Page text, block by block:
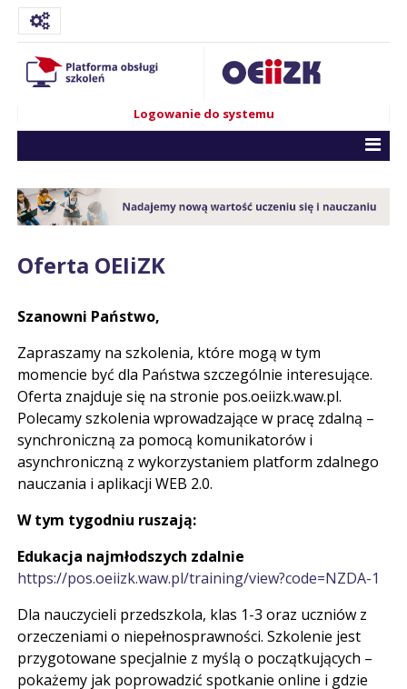
Logowanie do systemu
Oferta OEIiZK
Szanowni Państwo,
Zapraszamy na szkolenia, które mogą w tym
momencie być dla Państwa szczególnie interesujące.
Oferta znajduje się na stronie pos.oeiizk.waw.pl.
Polecamy szkolenia wprowadzające w pracę zdalną –
synchroniczną za pomocą komunikatorów i
asynchroniczną z wykorzystaniem platform zdalnego
nauczania i aplikacji WEB 2.0.
W tym tygodniu ruszają:
Edukacja najmłodszych zdalnie
https://pos.oeiizk.waw.pl/training/view?code=NZDA-1
Dla nauczycieli przedszkola, klas 1-3 oraz uczniów z
orzeczeniami o niepełnosprawności. Szkolenie jest
przygotowane specjalnie z myślą o początkujących –
pokażemy jak poprowadzić spotkanie online i gdzie